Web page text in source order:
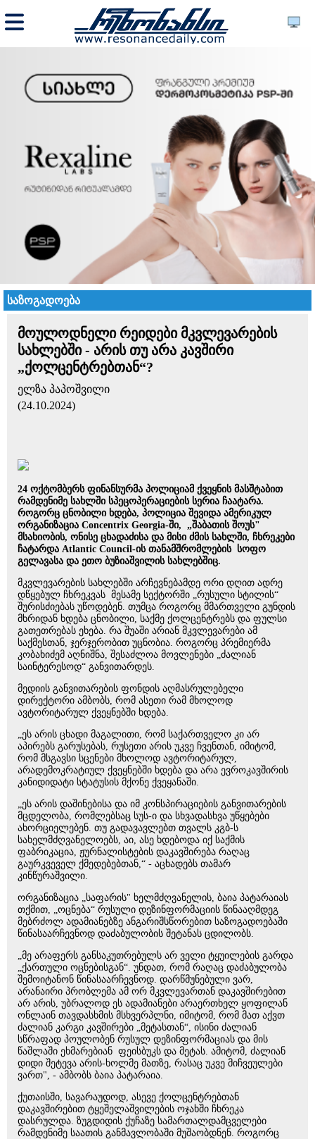
საზოგადოება
მოულოდნელი რეიდები მკვლევარების
სახლებში - არის თუ არა კავშირი
„ქოლცენტრებთან“?
ელზა პაპოშვილი
(24.10.2024)
24 ოქტომბერს ფინანსურმა პოლიციამ ქვეყნის მასშტაბით
რამდენიმე სახლში სპეცოპერაციების სერია ჩაატარა.
როგორც ცნობილი ხდება, პოლიცია შევიდა ამერიკულ
ორგანიზაცია Concentrix Georgia-ში, „შაბათის შოუს"
მსახიობის, ონისე ცხადაძისა და მისი ძმის სახლში, ჩხრეკები
ჩატარდა Atlantic Council-ის თანამშრომლების სოფო
გელავასა და ეთო ბუზიაშვილის სახლებშიც.
მკვლევარების სახლებში არჩევნებამდე ორი დღით ადრე
დწყებულ ჩხრეკვას მესამე სექტორში „რუსული სტილის“
შურისძიებას უწოდებენ. თუმცა როგორც მმართველი გუნდის
მხრიდან ხდება ცნობილი, საქმე ქოლცენტრებს და ფულსი
გათეთრებას ეხება. რა შუაში არიან მკვლევარები ამ
საქმესთან, ჯერჯერობით უცნობია. როგორც პრემიერმა
კობახიძემ აღნიშნა, შესაძლოა მოვლენები „ძალიან
საინტერესოდ“ განვითარდეს.
მედიის განვითარების ფონდის აღმასრულებელი
დირექტორი ამბობს, რომ ასეთი რამ მხოლოდ
ავტორიტარულ ქვეყნებში ხდება.
„ეს არის ცხადი მაგალითი, რომ საქართველო კი არ
აპირებს გარუსებას, რუსეთი არის უკვე ჩვენთან, იმიტომ,
რომ მსგავსი სცენები მხოლოდ ავტორიტარულ,
არადემოკრატიულ ქვეყნებში ხდება და არა ევროკავშირის
კანიდიდატი სტატუსის მქონე ქვეყანაში.
„ეს არის დაშინებისა და იმ კონსპირაციების განვითარების
მცდელობა, რომლებსაც სუს-ი და სხვადასხვა უწყებები
ახორციელებენ. თუ გადავავლებთ თვალს კგბ-ს
სახელმძღვანელოებს, აი, ასე ხდებოდა იქ საქმის
ფაბრიკაცია, ჟურნალისტების დაკავშირება რაღაც
გაურკვეველ ქმედებებთან,“ - აცხადებს თამარ
კინწურაშვილი.
ორგანიზაცია „საფარის" ხელმძღვანელის, ბაია პატარაიას
თქმით, „ოცნება“ რუსული დეზინფორმაციის წინააღმდეგ
მებრძოლ ადამიანებზე ანგარიშსწორებით საზოგადოებაში
წინასაარჩევნოდ დაძაბულობის შეტანას ცდილობს.
„მე არაფერს განსაკუთრებულს არ ველი ტყუილების გარდა
„ქართული ოცნებისგან“. უნდათ, რომ რაღაც დაძაბულობა
შემოიტანონ წინასაარჩევნოდ. დარწმუნებული ვარ,
არანაირი პრობლემა ამ ორ მკვლევართან დაკავშირებით
არ არის, უბრალოდ ეს ადამიანები არაერთხელ ყოფილან
ონლაინ თავდასხმის მსხვერპლნი, იმიტომ, რომ მათ აქვთ
ძალიან კარგი კავშირები „მეტასთან“, ისინი ძალიან
სწრაფად პოულობენ რუსულ დეზინფორმაციას და მის
წაშლაში ეხმარებიან ფეისბუკს და მეტას. ამიტომ, ძალიან
დიდი შეტევა არის-ხოლმე მათზე, რასაც უკვე მიჩვეულები
ვართ", - ამბობს ბაია პატარაია.
ქუთაისში, სავარაუდოდ, ასევე ქოლცენტრებთან
დაკავშირებით ტყეშელაშვილების ოჯახში ჩხრეკა
დასრულდა. ზუგდიდის ქუჩაზე სამართალდამცველები
რამდენიმე საათის განმავლობაში მუშაობდნენ. როგორც